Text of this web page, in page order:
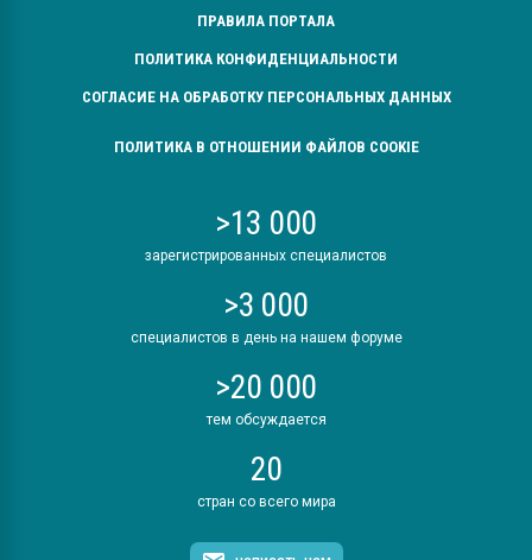
ПРАВИЛА ПОРТАЛА
ПОЛИТИКА КОНФИДЕНЦИАЛЬНОСТИ
СОГЛАСИЕ НА ОБРАБОТКУ ПЕРСОНАЛЬНЫХ ДАННЫХ
ПОЛИТИКА В ОТНОШЕНИИ ФАЙЛОВ COOKIE
>13 000
зарегистрированных специалистов
>3 000
специалистов в день на нашем форуме
>20 000
тем обсуждается
20
стран со всего мира